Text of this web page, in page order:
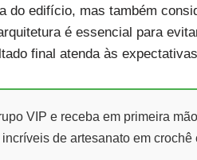
do edifício, mas também
é essencial para
final atenda às
VIP e receba em primeira
de artesanato em crochê